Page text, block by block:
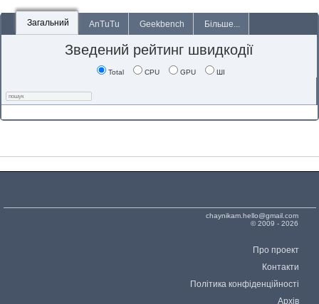
Загальний AnTuTu Geekbench Більше...
Зведений рейтинг швидкодії
Total CPU GPU ШІ
chaynikam.hello@gmail.com
© 2009 - 2026
Про проект
Контакти
Політика конфіденційності
Архів